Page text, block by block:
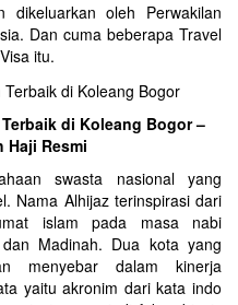
oleh Perwakilan
Dan cuma beberapa Travel
itu.
di Koleang Bogor –
Haji Resmi
swasta nasional yang
Nama Alhijaz terinspirasi dari
islam pada masa nabi
Madinah. Dua kota yang
menyebar dalam kinerja
yaitu akronim dari kata indo